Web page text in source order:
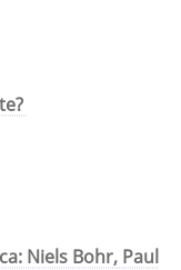
Niels Bohr, Paul